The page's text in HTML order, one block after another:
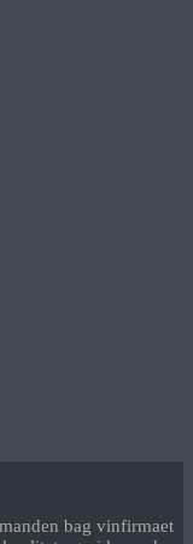
bag vinfirmaet